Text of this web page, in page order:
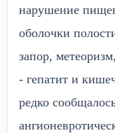
нарушение
оболочки
запор,
- гепатит и
редко